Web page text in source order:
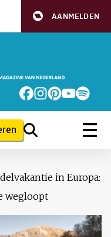
AANMELDEN
in Europa:
wegloopt